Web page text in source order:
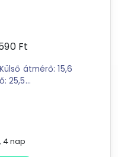
Ft
átmérő: 15,6
25,5
4 nap